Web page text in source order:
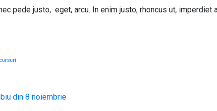
pede justo, eget, arcu. In enim justo, rhoncus ut,